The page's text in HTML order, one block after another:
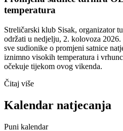
temperatura
Streličarski klub Sisak, organizator
održati u nedjelju, 2. kolovoza 2026.
sve sudionike o promjeni satnice
iznimno visokih temperatura i
očekuje tijekom ovog vikenda.
Čitaj više
Kalendar natjecanja
Puni kalendar